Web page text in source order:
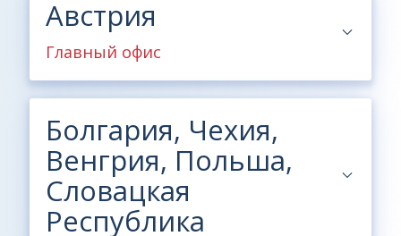
Австрия
Главный офис
Болгария, Чехия,
Венгрия, Польша,
Словацкая
Республика